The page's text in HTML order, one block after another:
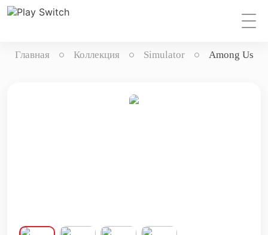
Главная Коллекция Simulator Among Us